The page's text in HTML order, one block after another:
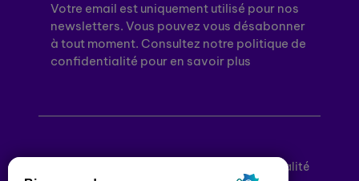
Votre email est uniquement utilisé pour nos
newsletters. Vous pouvez vous désabonner
à tout moment. Consultez notre politique de
confidentialité pour en savoir plus
Politique de confidentialité